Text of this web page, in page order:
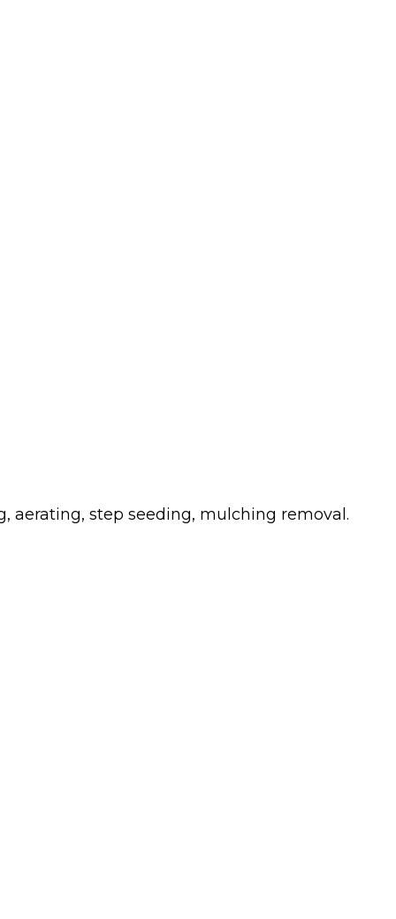
step seeding, mulching removal.